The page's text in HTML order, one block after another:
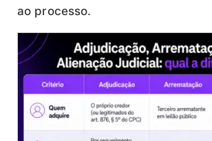
ao processo.